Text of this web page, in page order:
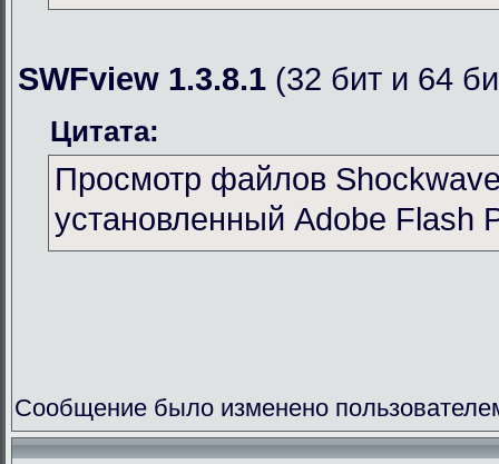
SWFview 1.3.8.1 (32 бит и 64
Цитата:
Просмотр файлов
установленный Adobe Flash
Сообщение было изменено